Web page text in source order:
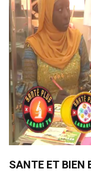
SANTE ET BIEN